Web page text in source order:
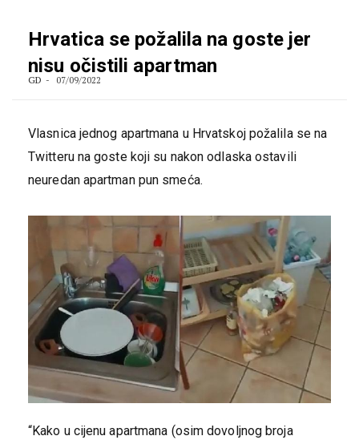
Hrvatica se požalila na goste jer
nisu očistili apartman
GD 07/09/2022
Vlasnica jednog apartmana u Hrvatskoj požalila se na
Twitteru na goste koji su nakon odlaska ostavili
neuredan apartman pun smeća.
“Kako u cijenu apartmana (osim dovoljnog broja